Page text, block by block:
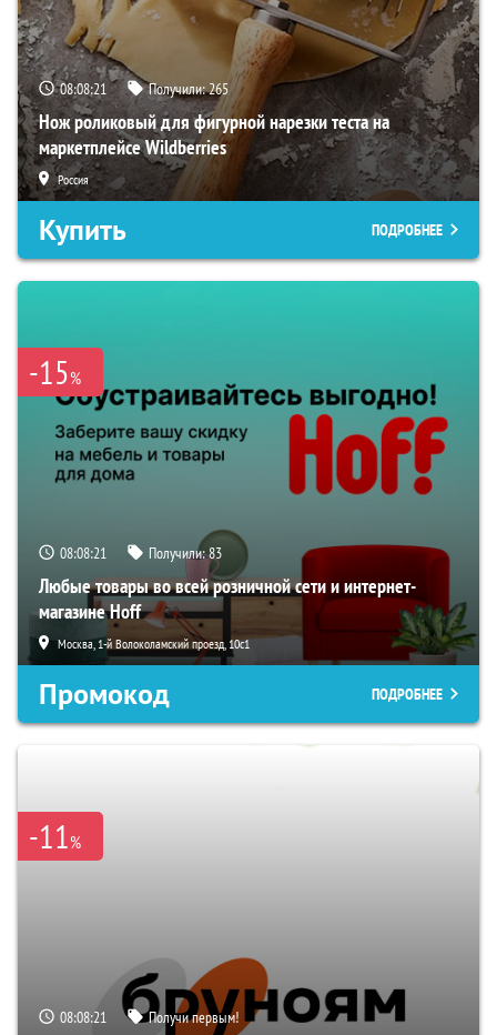
08:08:20 Получили:265
Нож роликовый для фигурной нарезки теста на
маркетплейсе Wildberries
Россия
Купить ПОДРОБНЕЕ
-15%
08:08:20 Получили:83
Любые товары во всей розничной сети и интернет-
магазине Hoff
Москва, 1-й Волоколамский проезд, 10с1
Промокод ПОДРОБНЕЕ
-11%
08:08:20 Получи первым!